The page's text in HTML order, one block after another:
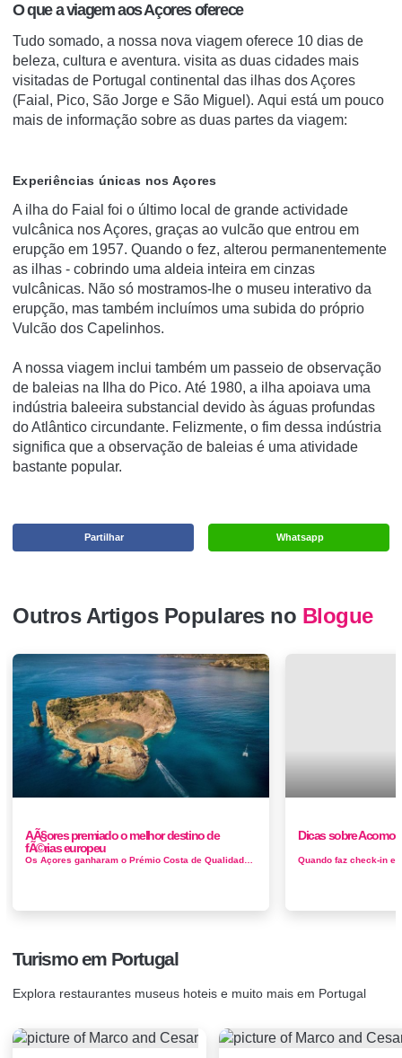
O que a viagem aos Açores oferece
Tudo somado, a nossa nova viagem oferece 10 dias de
beleza, cultura e aventura. visita as duas cidades mais
visitadas de Portugal continental das ilhas dos Açores
(Faial, Pico, São Jorge e São Miguel). Aqui está um pouco
mais de informação sobre as duas partes da viagem:
Experiências únicas nos Açores
A ilha do Faial foi o último local de grande actividade
vulcânica nos Açores, graças ao vulcão que entrou em
erupção em 1957. Quando o fez, alterou permanentemente
as ilhas - cobrindo uma aldeia inteira em cinzas
vulcânicas. Não só mostramos-lhe o museu interativo da
erupção, mas também incluímos uma subida do próprio
Vulcão dos Capelinhos.
A nossa viagem inclui também um passeio de observação
de baleias na Ilha do Pico. Até 1980, a ilha apoiava uma
indústria baleeira substancial devido às águas profundas
do Atlântico circundante. Felizmente, o fim dessa indústria
significa que a observação de baleias é uma atividade
bastante popular.
Whatsapp
Partilhar
Outros Artigos Populares no Blogue
AÃ§ores premiado o melhor destino de
fÃ©rias europeu
Os Açores ganharam o Prémio Costa de Qualidade de Ouro (Quality Coast Gold Award) como melhor destino de férias sustent&aac...
Dicas sobre
Turismo em Portugal
Explora restaurantes museus hoteis e muito mais em Portugal